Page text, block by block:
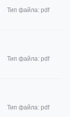
Тип файла: pdf
Тип файла: pdf
Тип файла: pdf